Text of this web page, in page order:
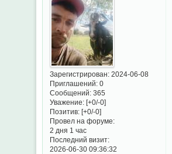
Зарегистрирован: 2024-06-08
Приглашений:0
Сообщений:365
Уважение: [+0/-0]
Позитив: [+0/-0]
Провел на форуме:
2 дня 1 час
Последний визит:
2026-06-30 09:36:32